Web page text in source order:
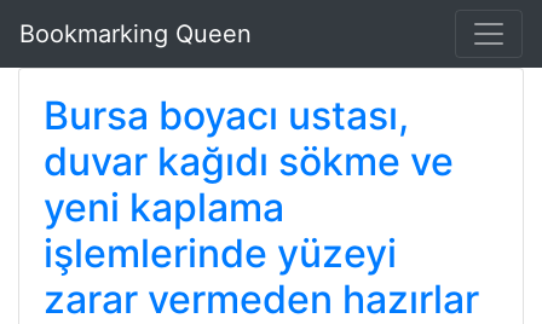
Bookmarking Queen
Bursa boyacı ustası,
duvar kağıdı sökme ve
yeni kaplama
işlemlerinde yüzeyi
zarar vermeden hazırlar